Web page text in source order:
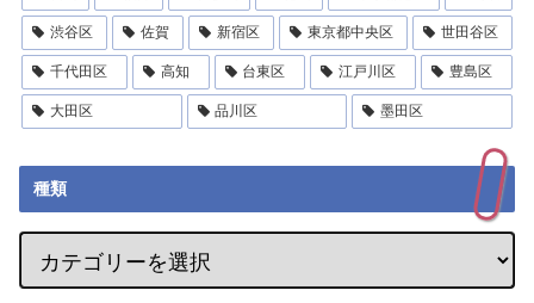
渋谷区 佐賀 新宿区 東京都中央区 世田谷区
千代田区 高知 台東区 江戸川区 豊島区
大田区 品川区 墨田区
種類